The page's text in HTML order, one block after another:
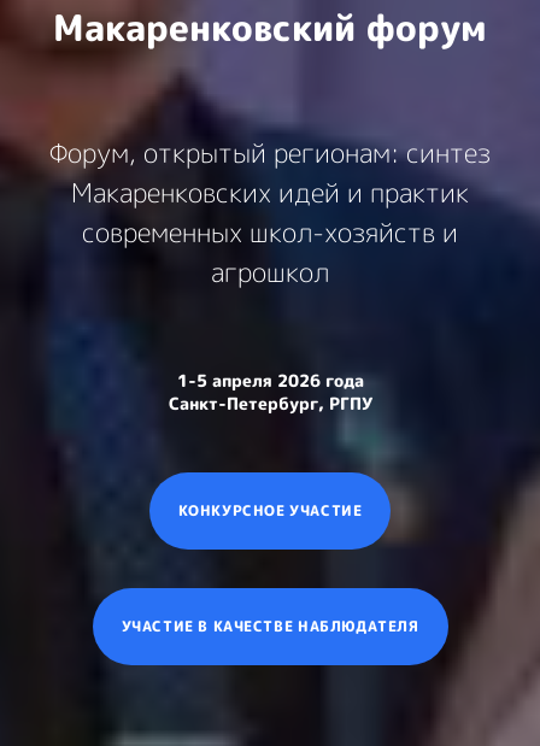
Макаренковский форум
Форум, открытый регионам: синтез
Макаренковских идей и практик
современных школ-хозяйств и
агрошкол
1-5 апреля 2026 года
Санкт-Петербург, РГПУ
КОНКУРСНОЕ УЧАСТИЕ
УЧАСТИЕ В КАЧЕСТВЕ НАБЛЮДАТЕЛЯ